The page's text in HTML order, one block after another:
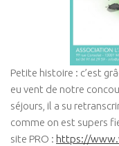
Petite histoire : c’est
eu vent de notre
séjours, il a su
comme on est supers
site PRO : https://